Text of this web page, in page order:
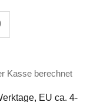
Kasse berechnet
EU ca. 4-